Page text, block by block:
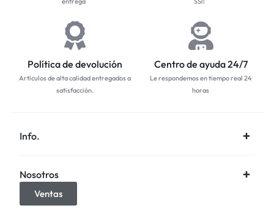
Política de devolución
Artículos de alta calidad entregados a
satisfacción.
Centro de ayuda 24/7
Le respondemos en tiempo real 24
horas
Info.
Nosotros
Ventas